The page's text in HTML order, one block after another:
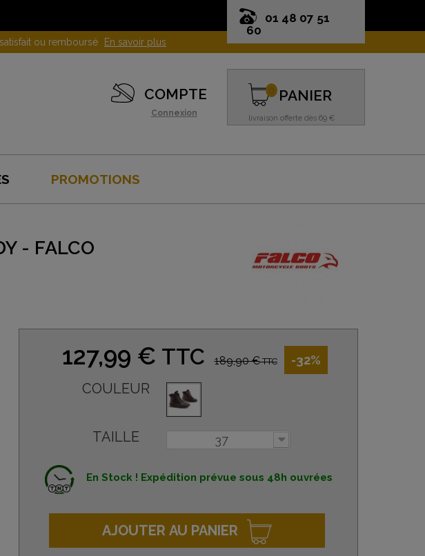
01 48 07 51
60
! En savoir plus
COMPTE
Connexion
PANIER
livraison offerte dès 69 €
0
PROMOTIONS
- FALCO
127,99 € TTC 189,90 €TTC -32%
COULEUR
TAILLE 37
En Stock ! Expédition prévue sous 48h ouvrées
AJOUTER AU PANIER